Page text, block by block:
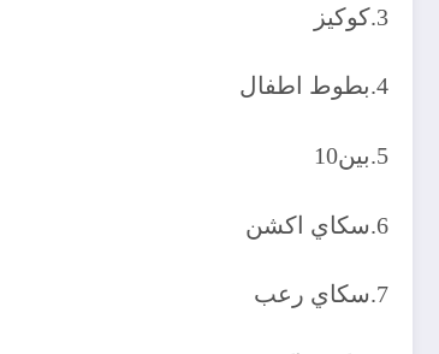
3.كوكيز
4.بطوط اطفال
5.بين10
6.سكاي اكشن
7.سكاي رعب